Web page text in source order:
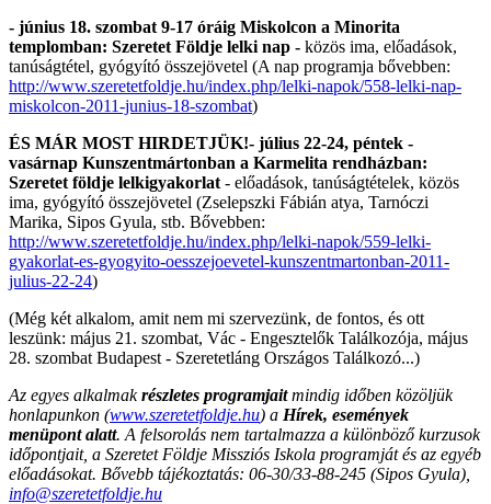
- június 18. szombat 9-17 óráig Miskolcon a Minorita
templomban: Szeretet Földje lelki nap - közös ima, előadások,
tanúságtétel, gyógyító összejövetel (A nap programja bővebben:
http://www.szeretetfoldje.hu/index.php/lelki-napok/558-lelki-nap-
miskolcon-2011-junius-18-szombat)
ÉS MÁR MOST HIRDETJÜK!- július 22-24, péntek -
vasárnap Kunszentmártonban a Karmelita rendházban:
Szeretet földje lelkigyakorlat - előadások, tanúságtételek, közös
ima, gyógyító összejövetel (Zselepszki Fábián atya, Tarnóczi
Marika, Sipos Gyula, stb. Bővebben:
http://www.szeretetfoldje.hu/index.php/lelki-napok/559-lelki-
gyakorlat-es-gyogyito-oesszejoevetel-kunszentmartonban-2011-
julius-22-24)
(Még két alkalom, amit nem mi szervezünk, de fontos, és ott
leszünk: május 21. szombat, Vác - Engesztelők Találkozója, május
28. szombat Budapest - Szeretetláng Országos Találkozó...)
Az egyes alkalmakrészletes programjaitmindig időben közöljük
honlapunkon (www.szeretetfoldje.hu) a Hírek, események
menüpont alatt. A felsorolás nem tartalmazza a különböző kurzusok
időpontjait, a Szeretet Földje Missziós Iskola programját és az egyéb
előadásokat. Bővebb tájékoztatás: 06-30/33-88-245 (Sipos Gyula),
info@szeretetfoldje.hu